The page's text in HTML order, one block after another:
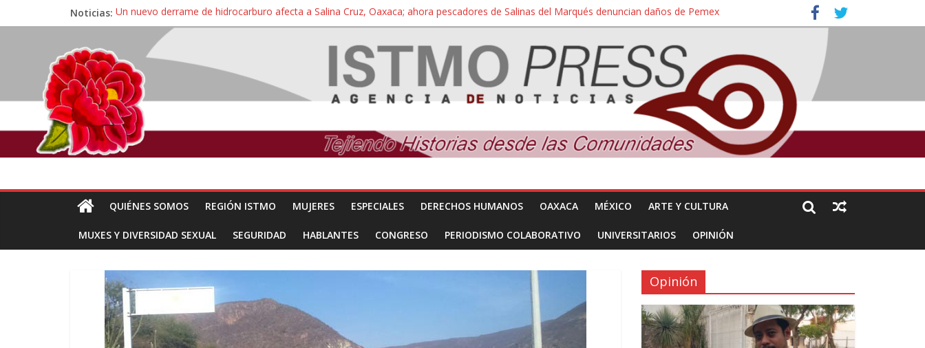
Noticias: Un nuevo derrame de hidrocarburo afecta a Salina Cruz, Oaxaca; ahora pescadores de Salinas del Marqués denuncian daños de Pemex
Ángel, el joven autista expulsado por la Universidad Bienestar de Ixtepec, Oaxaca vuelve a las aulas tras amparo
Familiares de periodista Alejandro Leyva se reúnen con titular de la SEGOB y exigen detener a los autores materiales e intelectuales de su asesinato
Alertan pescadores de Juchitán, Oaxaca de nuevo despojo de su territorio para construir un parque eólico
Pescadores y comuneros ikoots detienen la extracción ilegal de material pétreo de gravera Oyamel
QUIÉNES SOMOS REGIÓN ISTMO MUJERES ESPECIALES DERECHOS HUMANOS OAXACA MÉXICO ARTE Y CULTURA
MUXES Y DIVERSIDAD SEXUAL SEGURIDAD HABLANTES CONGRESO PERIODISMO COLABORATIVO UNIVERSITARIOS OPINIÓN
Opinión